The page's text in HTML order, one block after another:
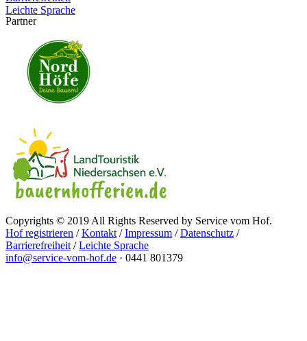
Leichte Sprache
Partner
Copyrights © 2019 All Rights Reserved by Service vom Hof.
Hof registrieren /Kontakt /Impressum /Datenschutz /
Barrierefreiheit /Leichte Sprache
info@service-vom-hof.de · 0441 801379